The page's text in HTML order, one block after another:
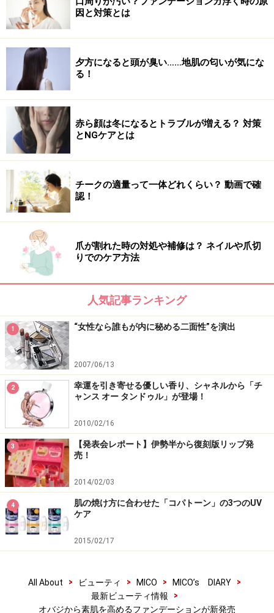
因と対策とは
夕方になると頭が臭い……地肌の匂いが気にな
る！
赤ら顔は冬になるとトラブルが増える？ 対策
とNGケアとは
チークの適量って一体どれくらい？ 動画で確
認！
爪が割れた時の対処や補修は？ ネイルや爪切
りでのケア方法
人気記事ランキング
1 “女性なら誰もが内に秘める二面性”を演出
2007/06/13
2
幸運を引き寄せる優しい香り、シャネルから「チ
ャンス オー タンドゥル」が登場！
2010/02/16
3
【発表会レポート】伊勢半から復刻版リップ発
売！
2014/02/03
4
肌の焼け方に合わせた「コパトーン」の3つのUV
ケア
2015/02/17
All About > ビューティ > MICO > MICO’s DIARY
>
最新ビューティ情報
>
オバジから素肌を高めるファンデーションが新発売